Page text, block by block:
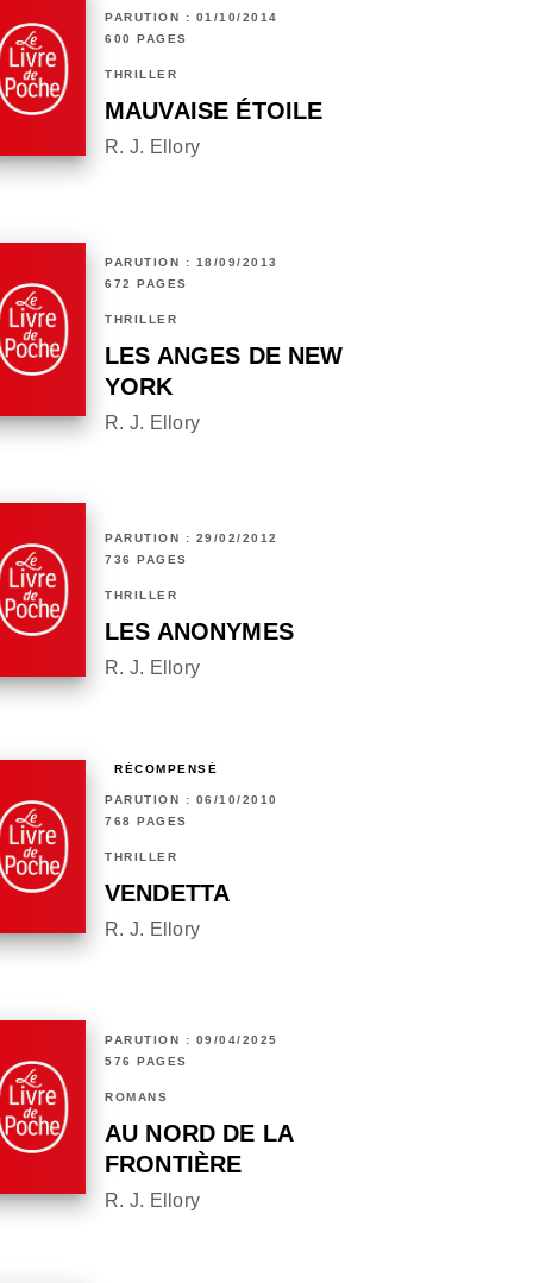
PARUTION : 01/10/2014
600 PAGES
THRILLER
MAUVAISE ÉTOILE
R. J. Ellory
PARUTION : 18/09/2013
672 PAGES
THRILLER
LES ANGES DE NEW
YORK
R. J. Ellory
PARUTION : 29/02/2012
736 PAGES
THRILLER
LES ANONYMES
R. J. Ellory
RÉCOMPENSÉ
PARUTION : 06/10/2010
768 PAGES
THRILLER
VENDETTA
R. J. Ellory
PARUTION : 09/04/2025
576 PAGES
ROMANS
AU NORD DE LA
FRONTIÈRE
R. J. Ellory